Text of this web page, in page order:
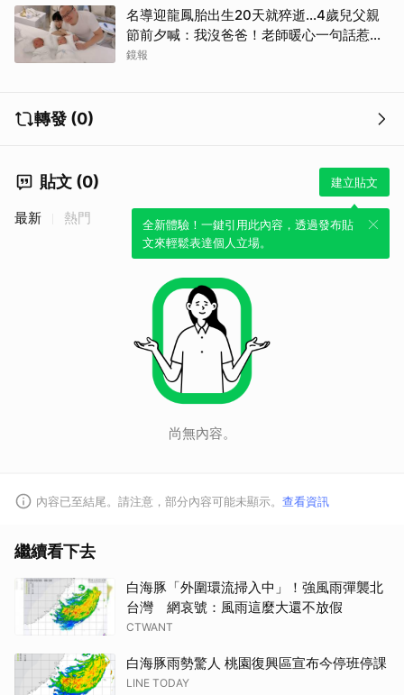
名導迎龍鳳胎出生20天就猝逝...4歲兒父親
節前夕喊：我沒爸爸！老師暖心一句話惹哭
遺孀
鏡報
轉發 (0)
貼文 (0) 建立貼文
全新體驗！一鍵引用此內容，透過發布貼
文來輕鬆表達個人立場。
最新 熱門
尚無內容。
內容已至結尾。請注意，部分內容可能未顯示。 查看資訊
繼續看下去
白海豚「外圍環流掃入中」！強風雨彈襲北
台灣 網哀號：風雨這麼大還不放假
CTWANT
白海豚雨勢驚人 桃園復興區宣布今停班停課
LINE TODAY
取消